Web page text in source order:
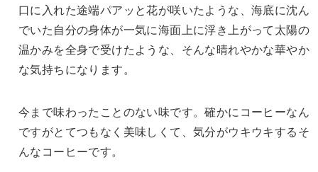
口に入れた途端パアッと花が咲いたような、海底に沈ん
でいた自分の身体が一気に海面上に浮き上がって太陽の
温かみを全身で受けたような、そんな晴れやかな華やか
な気持ちになります。
今まで味わったことのない味です。確かにコーヒーなん
ですがとてつもなく美味しくて、気分がウキウキするそ
んなコーヒーです。